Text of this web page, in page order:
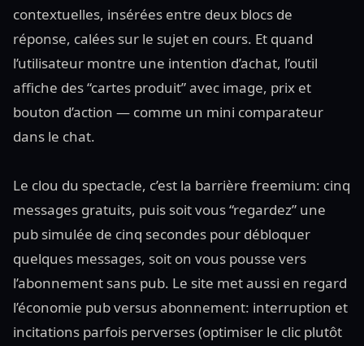
contextuelles, insérées entre deux blocs de
réponse, calées sur le sujet en cours. Et quand
l’utilisateur montre une intention d’achat, l’outil
affiche des “cartes produit” avec image, prix et
bouton d’action — comme un mini comparateur
dans le chat.
Le clou du spectacle, c’est la barrière freemium: cinq
messages gratuits, puis soit vous “regardez” une
pub simulée de cinq secondes pour débloquer
quelques messages, soit on vous pousse vers
l’abonnement sans pub. Le site met aussi en regard
l’économie pub versus abonnement: interruption et
incitations parfois perverses (optimiser le clic plutôt